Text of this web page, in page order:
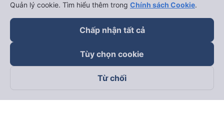
Theo dõi chúng tôi trên
Quản lý cookie. Tìm hiểu thêm trong Chính sách Cookie.
Chấp nhận tất cả
Tùy chọn cookie
Từ chối